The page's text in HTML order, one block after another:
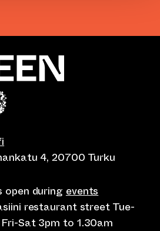
4, 20700 Turku
open during events
restaurant street Tue-
Sat 3pm to 1.30am